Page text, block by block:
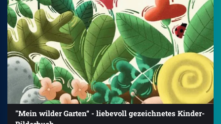
"Mein wilder Garten“ - liebevoll gezeichnetes Kinder-